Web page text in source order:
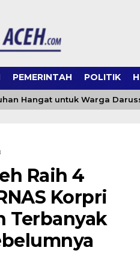
PEMERINTAH POLITIK
Hangat untuk Warga
Raih 4
Korpri
Terbanyak